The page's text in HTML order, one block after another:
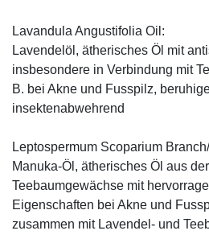
Lavandula Angustifolia Oil:
Lavendelöl, ätherisches Öl mit
insbesondere in Verbindung mit
B. bei Akne und Fusspilz,
insektenabwehrend
Leptospermum Scoparium
Manuka-Öl, ätherisches Öl aus
Teebaumgewächse mit
Eigenschaften bei Akne und
zusammen mit Lavendel- und